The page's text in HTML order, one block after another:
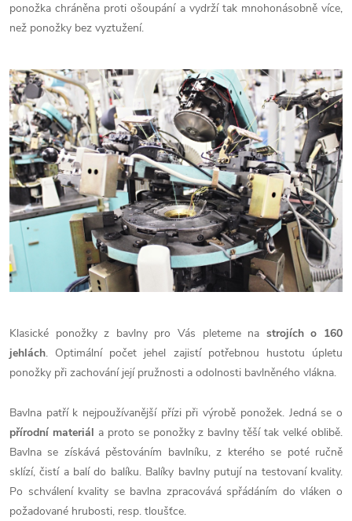
ponožka chráněna proti ošoupání a vydrží tak mnohonásobně více,
než ponožky bez vyztužení.
Klasické ponožky z bavlny pro Vás pleteme na strojích o 160
jehlách. Optimální počet jehel zajistí potřebnou hustotu úpletu
ponožky při zachování její pružnosti a odolnosti bavlněného vlákna.
Bavlna patří k nejpoužívanější přízi při výrobě ponožek. Jedná se o
přírodní materiál a proto se ponožky z bavlny těší tak velké oblibě.
Bavlna se získává pěstováním bavlníku, z kterého se poté ručně
sklízí, čistí a balí do balíku. Balíky bavlny putují na testovaní kvality.
Po schválení kvality se bavlna zpracovává spřádáním do vláken o
požadované hrubosti, resp. tloušťce.